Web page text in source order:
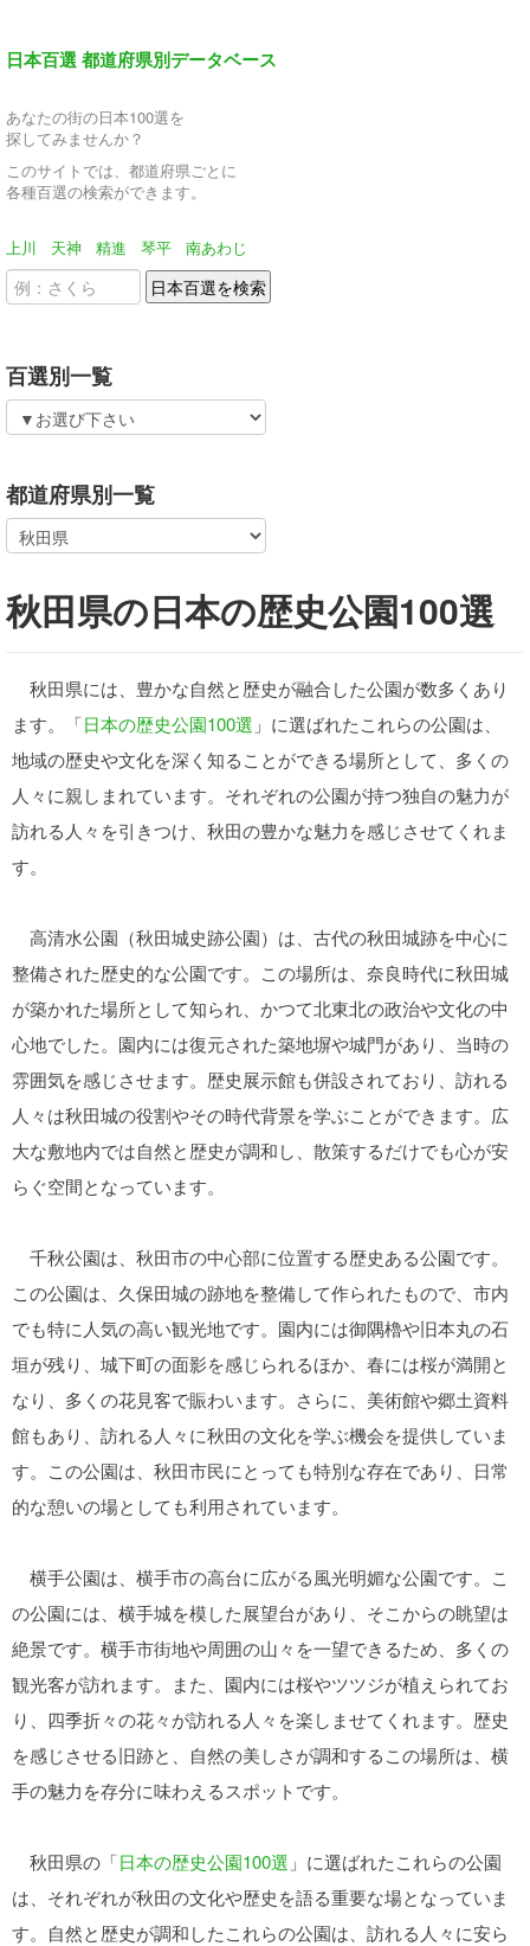
日本百選 都道府県別データベース
あなたの街の日本100選を
探してみませんか？
このサイトでは、都道府県ごとに
各種百選の検索ができます。
上川 天神 精進 琴平 南あわじ
百選別一覧
都道府県別一覧
秋田県の日本の歴史公園100選
秋田県には、豊かな自然と歴史が融合した公園が数多くあり
ます。「日本の歴史公園100選 」に選ばれたこれらの公園は、
地域の歴史や文化を深く知ることができる場所として、多くの
人々に親しまれています。それぞれの公園が持つ独自の魅力が
訪れる人々を引きつけ、秋田の豊かな魅力を感じさせてくれま
す。
高清水公園（秋田城史跡公園）は、古代の秋田城跡を中心に
整備された歴史的な公園です。この場所は、奈良時代に秋田城
が築かれた場所として知られ、かつて北東北の政治や文化の中
心地でした。園内には復元された築地塀や城門があり、当時の
雰囲気を感じさせます。歴史展示館も併設されており、訪れる
人々は秋田城の役割やその時代背景を学ぶことができます。広
大な敷地内では自然と歴史が調和し、散策するだけでも心が安
らぐ空間となっています。
千秋公園は、秋田市の中心部に位置する歴史ある公園です。
この公園は、久保田城の跡地を整備して作られたもので、市内
でも特に人気の高い観光地です。園内には御隅櫓や旧本丸の石
垣が残り、城下町の面影を感じられるほか、春には桜が満開と
なり、多くの花見客で賑わいます。さらに、美術館や郷土資料
館もあり、訪れる人々に秋田の文化を学ぶ機会を提供していま
す。この公園は、秋田市民にとっても特別な存在であり、日常
的な憩いの場としても利用されています。
横手公園は、横手市の高台に広がる風光明媚な公園です。こ
の公園には、横手城を模した展望台があり、そこからの眺望は
絶景です。横手市街地や周囲の山々を一望できるため、多くの
観光客が訪れます。また、園内には桜やツツジが植えられてお
り、四季折々の花々が訪れる人々を楽しませてくれます。歴史
を感じさせる旧跡と、自然の美しさが調和するこの場所は、横
手の魅力を存分に味わえるスポットです。
秋田県の「日本の歴史公園100選 」に選ばれたこれらの公園
は、それぞれが秋田の文化や歴史を語る重要な場となっていま
す。自然と歴史が調和したこれらの公園は、訪れる人々に安ら